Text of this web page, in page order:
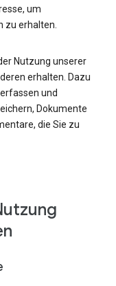
um
zu erhalten.
Nutzung unserer
erhalten. Dazu
und
Dokumente
die Sie zu